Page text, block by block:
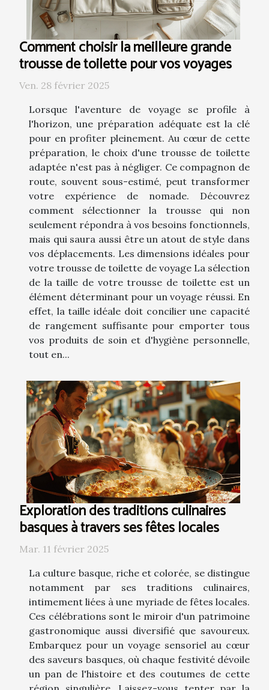
Comment choisir la meilleure grande
trousse de toilette pour vos voyages
Ven. 28 février 2025
Lorsque l'aventure de voyage se profile à
l'horizon, une préparation adéquate est la clé
pour en profiter pleinement. Au cœur de cette
préparation, le choix d'une trousse de toilette
adaptée n'est pas à négliger. Ce compagnon de
route, souvent sous-estimé, peut transformer
votre expérience de nomade. Découvrez
comment sélectionner la trousse qui non
seulement répondra à vos besoins fonctionnels,
mais qui saura aussi être un atout de style dans
vos déplacements. Les dimensions idéales pour
votre trousse de toilette de voyage La sélection
de la taille de votre trousse de toilette est un
élément déterminant pour un voyage réussi. En
effet, la taille idéale doit concilier une capacité
de rangement suffisante pour emporter tous
vos produits de soin et d'hygiène personnelle,
tout en...
Exploration des traditions culinaires
basques à travers ses fêtes locales
Mar. 11 février 2025
La culture basque, riche et colorée, se distingue
notamment par ses traditions culinaires,
intimement liées à une myriade de fêtes locales.
Ces célébrations sont le miroir d'un patrimoine
gastronomique aussi diversifié que savoureux.
Embarquez pour un voyage sensoriel au cœur
des saveurs basques, où chaque festivité dévoile
un pan de l'histoire et des coutumes de cette